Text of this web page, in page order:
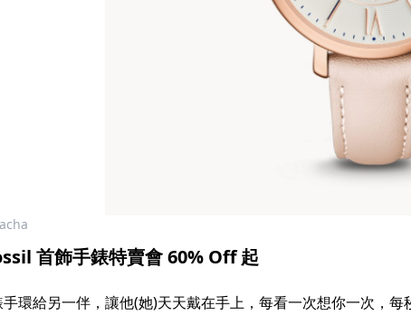
首飾手錶特賣會 60% Off 起
環給另一伴，讓他(她)天天戴在手上，每看一次想你一次，每